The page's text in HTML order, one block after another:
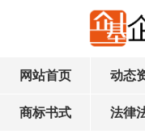
网站首页 动态
商标书式 法律